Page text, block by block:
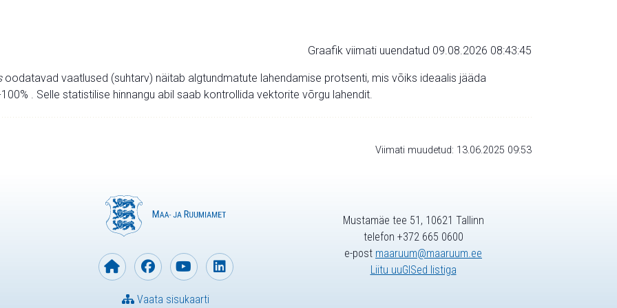
Graafik viimati uuendatud 09.08.2026 08:43:45
oodatavad vaatlused (suhtarv) näitab algtundmatute lahendamise protsenti, mis võiks ideaalis jääda
. Selle statistilise hinnangu abil saab kontrollida vektorite võrgu lahendit.
Viimati muudetud: 13.06.2025 09:53
Vaata sisukaarti
Mustamäe tee 51, 10621 Tallinn
telefon +372 665 0600
e-post maaruum@maaruum.ee
Liitu uuGISed listiga